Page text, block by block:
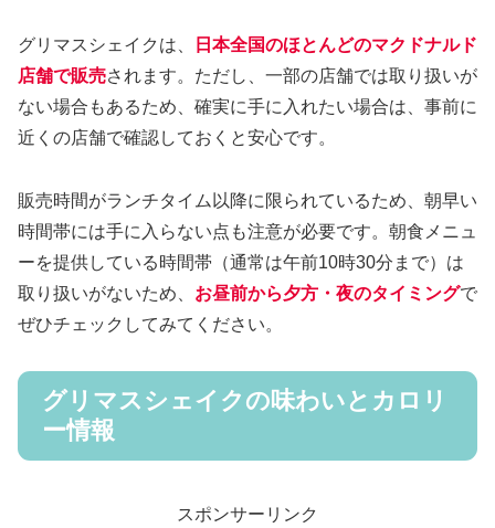
グリマスシェイクは、
日本全国のほとんどのマクドナルド
店舗で販売されます。ただし、一部の店舗では取り扱いが
ない場合もあるため、確実に手に入れたい場合は、事前に
近くの店舗で確認しておくと安心です。
販売時間がランチタイム以降に限られているため、朝早い
時間帯には手に入らない点も注意が必要です。朝食メニュ
ーを提供している時間帯（通常は午前10時30分まで）は
取り扱いがないため、 お昼前から夕方・夜のタイミングで
ぜひチェックしてみてください。
グリマスシェイクの味わいとカロリ
ー情報
スポンサーリンク